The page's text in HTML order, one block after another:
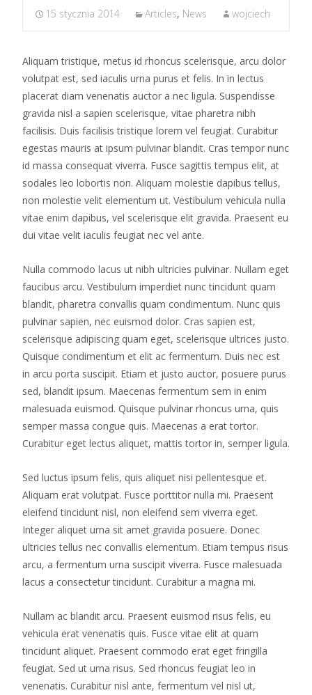
15 stycznia 2014 Articles, News wojciech
Aliquam tristique, metus id rhoncus scelerisque, arcu dolor
volutpat est, sed iaculis urna purus et felis. In in lectus
placerat diam venenatis auctor a nec ligula. Suspendisse
gravida nisl a sapien scelerisque, vitae pharetra nibh
facilisis. Duis facilisis tristique lorem vel feugiat. Curabitur
egestas mauris at ipsum pulvinar blandit. Cras tempor nunc
id massa consequat viverra. Fusce sagittis tempus elit, at
sodales leo lobortis non. Aliquam molestie dapibus tellus,
non molestie velit elementum ut. Vestibulum vehicula nulla
vitae enim dapibus, vel scelerisque elit gravida. Praesent eu
dui vitae velit iaculis feugiat nec vel ante.
Nulla commodo lacus ut nibh ultricies pulvinar. Nullam eget
faucibus arcu. Vestibulum imperdiet nunc tincidunt quam
blandit, pharetra convallis quam condimentum. Nunc quis
pulvinar sapien, nec euismod dolor. Cras sapien est,
scelerisque adipiscing quam eget, scelerisque ultrices justo.
Quisque condimentum et elit ac fermentum. Duis nec est
in arcu porta suscipit. Etiam et justo auctor, posuere purus
sed, blandit ipsum. Maecenas fermentum sem in enim
malesuada euismod. Quisque pulvinar rhoncus urna, quis
semper massa congue quis. Maecenas a erat tortor.
Curabitur eget lectus aliquet, mattis tortor in, semper ligula.
Sed luctus ipsum felis, quis aliquet nisi pellentesque et.
Aliquam erat volutpat. Fusce porttitor nulla mi. Praesent
eleifend tincidunt nisl, non eleifend sem viverra eget.
Integer aliquet urna sit amet gravida posuere. Donec
ultricies tellus nec convallis elementum. Etiam tempus risus
arcu, a fermentum urna suscipit viverra. Fusce malesuada
lacus a consectetur tincidunt. Curabitur a magna mi.
Nullam ac blandit arcu. Praesent euismod risus felis, eu
vehicula erat venenatis quis. Fusce vitae elit at quam
tincidunt aliquet. Praesent commodo erat eget fringilla
feugiat. Sed ut urna risus. Sed rhoncus feugiat leo in
venenatis. Curabitur nisl ante, fermentum vel nisl ut,